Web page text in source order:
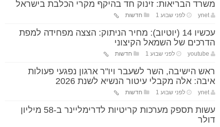
משרד הבריאות: זינוק חד בהיקף מקרי הכלבת בישראל
ynet לפני שבוע 1 חדשות
עכשיו 14 (יוטיוב): מחיר הניתוק: הצצה מפחידה למפת
הדרכים של השמאל הקיצוני
youtube לפני שבוע 1 חדשות
ראש הישיבה, השר לשעבר ויו"ר ארגון נפגעי פעולות
איבה: אלה מקבלי עיטור הנשיא לשנת 2026
ynet לפני שבוע 1 חדשות
עשות תספק מערכות קריטיות לדרימליינר ב-58 מיליון
דולר